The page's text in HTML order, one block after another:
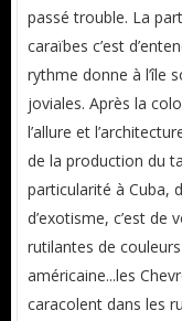
passé trouble. La
caraïbes c’est
rythme donne à l’île
joviales. Après la
l’allure et
de la production du
particularité à Cuba,
d’exotisme, c’est de
rutilantes de
américaine...les
caracolent dans les